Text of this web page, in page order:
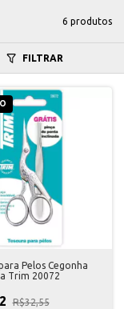
6 produtos
FILTRAR
Pelos Cegonha
Trim 20072
R$32,55